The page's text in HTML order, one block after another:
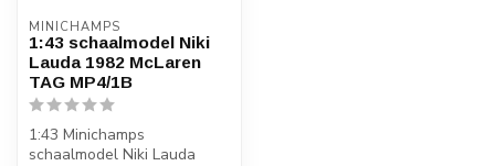
MINICHAMPS
1:43 schaalmodel Niki
Lauda 1982 McLaren
TAG MP4/1B
1:43 Minichamps
schaalmodel Niki Lauda